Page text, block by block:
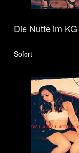
Die Nutte im KG
Sofort